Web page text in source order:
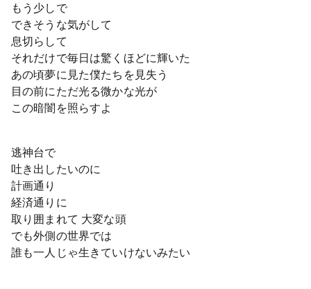
もう少しで
できそうな気がして
息切らして
それだけで毎日は驚くほどに輝いた
あの頃夢に見た僕たちを見失う
目の前にただ光る微かな光が
この暗闇を照らすよ
逃神台で
吐き出したいのに
計画通り
経済通りに
取り囲まれて 大変な頭
でも外側の世界では
誰も一人じゃ生きていけないみたい